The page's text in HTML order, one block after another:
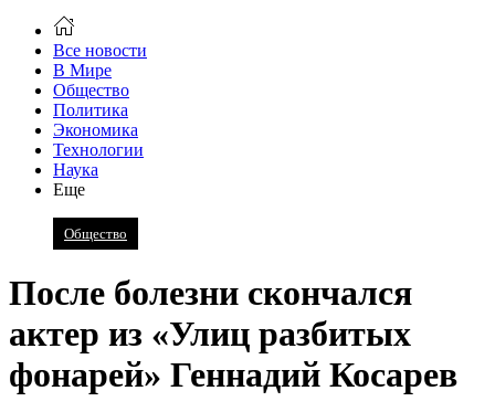
Все новости
В Мире
Общество
Политика
Экономика
Технологии
Наука
Еще
Общество
После болезни скончался
актер из «Улиц разбитых
фонарей» Геннадий Косарев